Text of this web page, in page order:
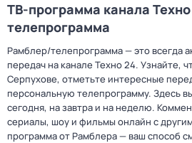
ТВ-программа канала
телепрограмма
Рамблер/телепрограмма — это всегда
передач на канале Техно 24. Узнайте,
Серпухове, отметьте интересные
персональную телепрограмму. Здесь
сегодня, на завтра и на неделю.
сериалы, шоу и фильмы онлайн с
программа от Рамблера — ваш способ